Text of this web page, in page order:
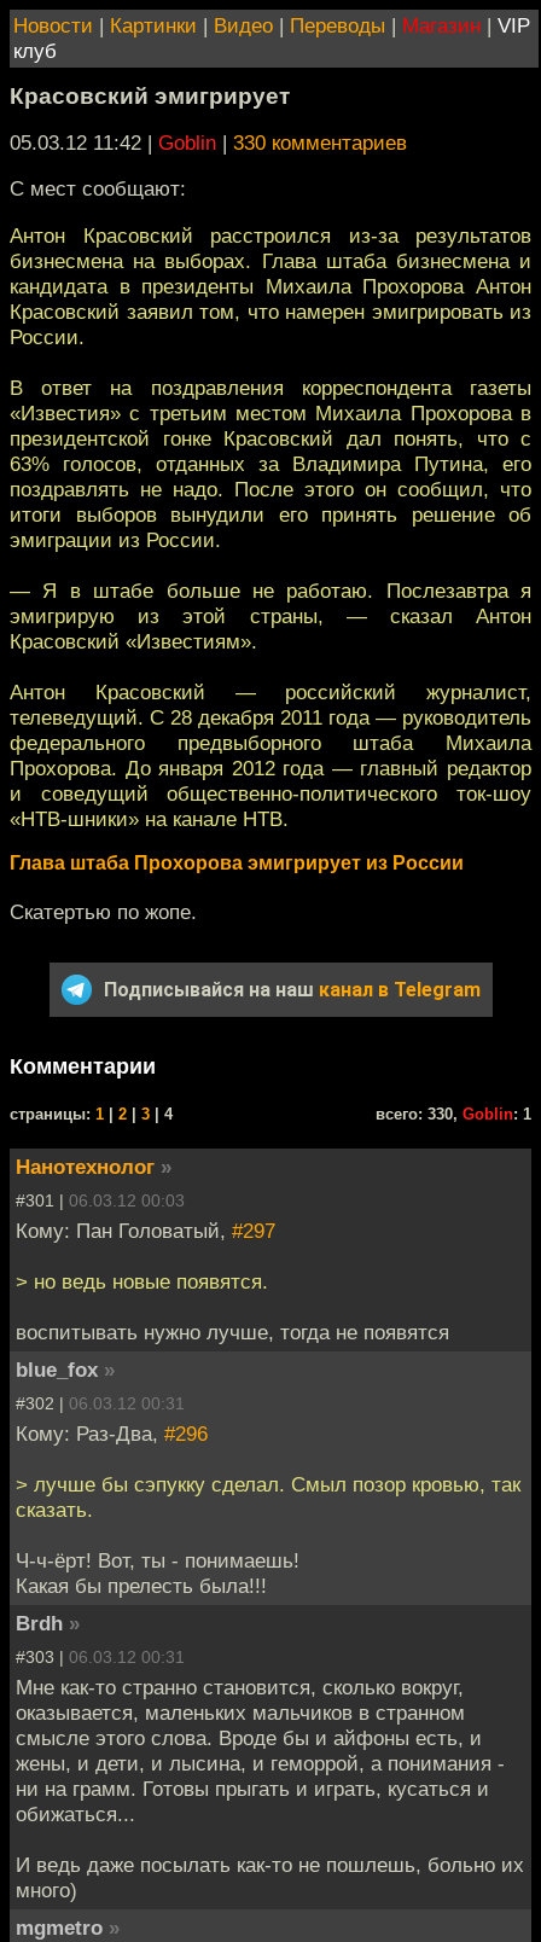
Новости | Картинки | Видео | Переводы | Магазин | VIP
клуб
Красовский эмигрирует
05.03.12 11:42 | Goblin | 330 комментариев
С мест сообщают:
Антон Красовский расстроился из-за результатов
бизнесмена на выборах. Глава штаба бизнесмена и
кандидата в президенты Михаила Прохорова Антон
Красовский заявил том, что намерен эмигрировать из
России.
В ответ на поздравления корреспондента газеты
«Известия» с третьим местом Михаила Прохорова в
президентской гонке Красовский дал понять, что с
63% голосов, отданных за Владимира Путина, его
поздравлять не надо. После этого он сообщил, что
итоги выборов вынудили его принять решение об
эмиграции из России.
— Я в штабе больше не работаю. Послезавтра я
эмигрирую из этой страны, — сказал Антон
Красовский «Известиям».
Антон Красовский — российский журналист,
телеведущий. С 28 декабря 2011 года — руководитель
федерального предвыборного штаба Михаила
Прохорова. До января 2012 года — главный редактор
и соведущий общественно-политического ток-шоу
«НТВ-шники» на канале НТВ.
Глава штаба Прохорова эмигрирует из России
Скатертью по жопе.
Подписывайся на наш канал в Telegram
Комментарии
cтраницы: 1 2 3 | 4 всего: 330, Goblin: 1
Нанотехнолог »
#301 | 06.03.12 00:03
Кому: Пан Головатый, #297
> но ведь новые появятся.
воспитывать нужно лучше, тогда не появятся
blue_fox »
#302 | 06.03.12 00:31
Кому: Раз-Два, #296
> лучше бы сэпукку сделал. Смыл позор кровью, так
сказать.
Ч-ч-ёрт! Вот, ты - понимаешь!
Какая бы прелесть была!!!
Brdh »
#303 | 06.03.12 00:31
Мне как-то странно становится, сколько вокруг,
оказывается, маленьких мальчиков в странном
смысле этого слова. Вроде бы и айфоны есть, и
жены, и дети, и лысина, и геморрой, а понимания -
ни на грамм. Готовы прыгать и играть, кусаться и
обижаться...
И ведь даже посылать как-то не пошлешь, больно их
много)
mgmetro »